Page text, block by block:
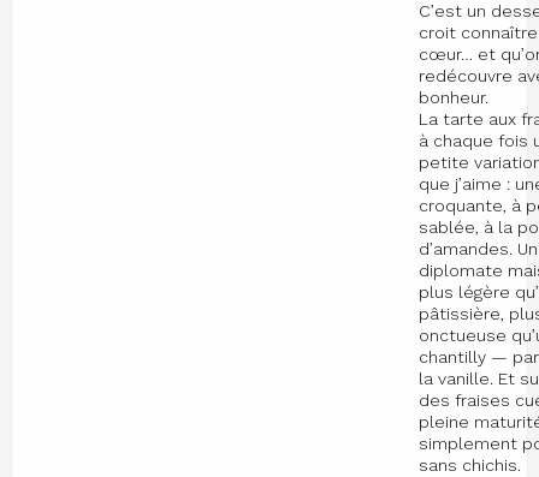
C’est un
croit
cœur… et
redécouvre
bonheur.
La tarte aux
à chaque fois
petite
que j’aime :
croquante, à
sablée, à la
d’amandes.
diplomate
plus légère
pâtissière,
onctueuse
chantilly —
la vanille. Et
des fraises
pleine
simplement
sans chichis.